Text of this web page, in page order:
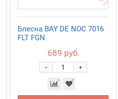
Блесна BAY DE NOC 7016
FLT FGN
689 руб.
+
-